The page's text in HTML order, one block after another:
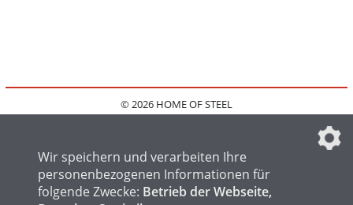
© 2026 HOME OF STEEL
IMPRESSUM
FAQ
DATENSCHUTZEINSTELLUNGEN
Wir speichern und verarbeiten Ihre
personenbezogenen Informationen für
folgende Zwecke: Betrieb der Webseite,